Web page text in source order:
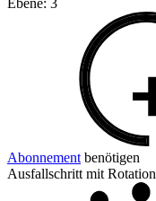
Ebene: 3
Abonnement benötigen
Ausfallschritt mit Rotation